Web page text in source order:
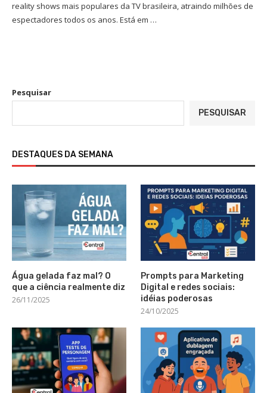
reality shows mais populares da TV brasileira, atraindo milhões de
espectadores todos os anos. Está em …
Pesquisar
PESQUISAR
DESTAQUES DA SEMANA
Água gelada faz mal? O
que a ciência realmente diz
26/11/2025
Prompts para Marketing
Digital e redes sociais:
idéias poderosas
24/10/2025